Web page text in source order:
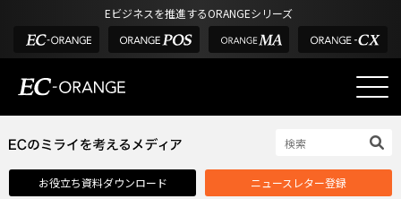
Eビジネスを推進するORANGEシリーズ
選ばれる理由
お役立ち資料ダウンロード ニュースレター登録